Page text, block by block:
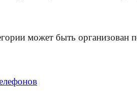
может быть организован